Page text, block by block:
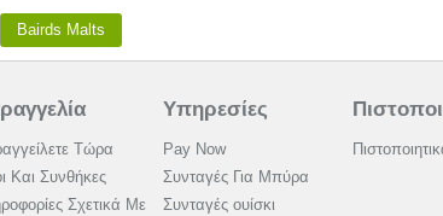
Bairds Malts
Τώρα
Και Συνθήκες
Σχετικά Με
Υπηρεσίες
Pay Now
Συνταγές Για Μπύρα
Συνταγές ουίσκι